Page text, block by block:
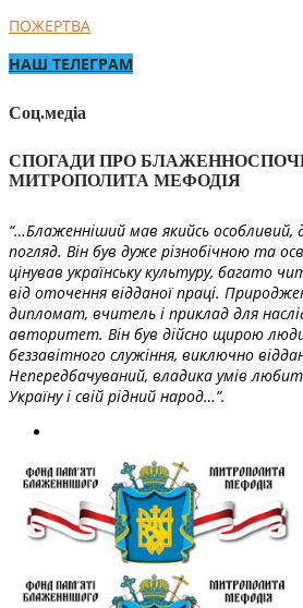
ПОЖЕРТВА
НАШ ТЕЛЕГРАМ
Соц.медіа
СПОГАДИ ПРО
МИТРОПОЛИТА МЕФОДІЯ
“…Блаженніший мав якийсь особливий,
погляд. Він був дуже різнобічною та
цінував українську культуру, багато
від оточення відданої праці.
дипломат, вчитель і приклад для
авторитет. Він був дійсно щирою
беззавітного служіння, виключно
Непередбачуваний, владика умів
Україну і свій рідний народ…”.